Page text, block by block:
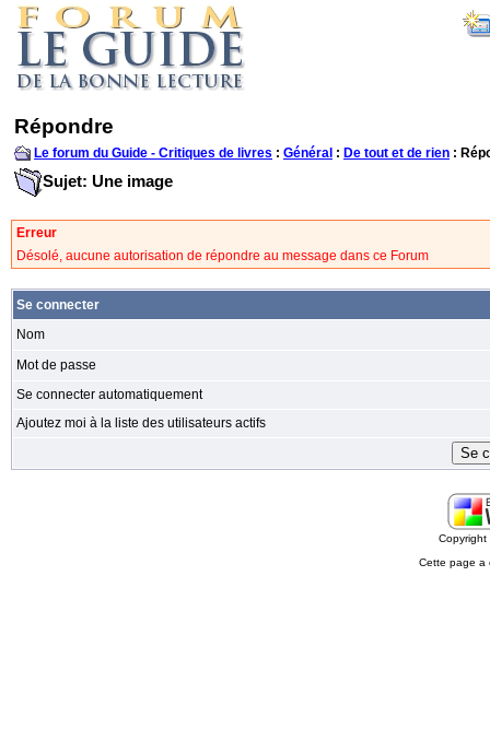
Répondre
Le forum du Guide - Critiques de livres : Général : De tout et de rien :
Sujet: Une image
Erreur
Désolé, aucune autorisation de répondre au message dans ce Forum
Se connecter
Nom
Mot de passe
Se connecter automatiquement
Ajoutez moi à la liste des utilisateurs actifs
Cette page a